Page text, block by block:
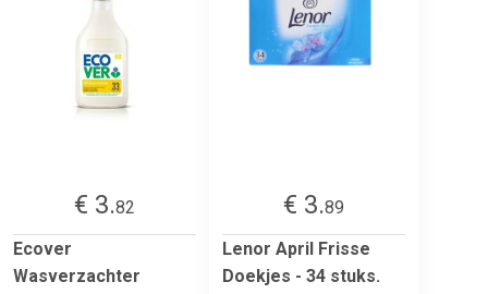
€ 3.82
Ecover
Wasverzachter
€ 3.89
Lenor April Frisse
Doekjes - 34 stuks.